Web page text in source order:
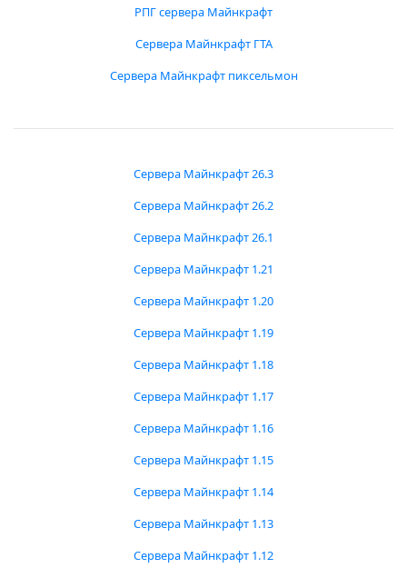
РПГ сервера Майнкрафт
Сервера Майнкрафт ГТА
Сервера Майнкрафт пиксельмон
Сервера Майнкрафт 26.3
Сервера Майнкрафт 26.2
Сервера Майнкрафт 26.1
Сервера Майнкрафт 1.21
Сервера Майнкрафт 1.20
Сервера Майнкрафт 1.19
Сервера Майнкрафт 1.18
Сервера Майнкрафт 1.17
Сервера Майнкрафт 1.16
Сервера Майнкрафт 1.15
Сервера Майнкрафт 1.14
Сервера Майнкрафт 1.13
Сервера Майнкрафт 1.12